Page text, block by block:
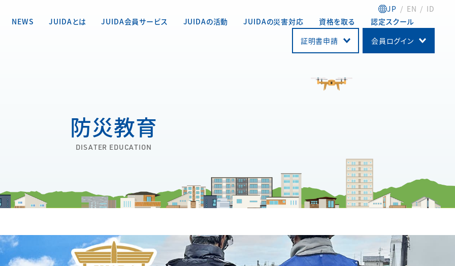
JP EN
ID
NEWS
JUIDAとは JUIDA会員サービス JUIDAの活動 JUIDAの災害対応 資格を取る
認定スクール
証明書申請
会員ログイン
防災教育
DISATER EDUCATION